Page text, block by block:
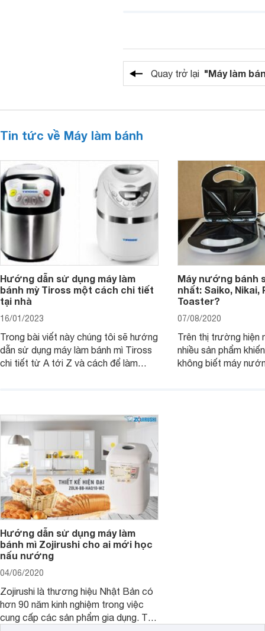
Quay trở lại "Máy làm
Tin tức về Máy làm bánh
Hướng dẫn sử dụng máy làm
bánh mỳ Tiross một cách chi tiết
tại nhà
16/01/2023
Trong bài viết này chúng tôi sẽ hướng
dẫn sử dụng máy làm bánh mì Tiross
chi tiết từ A tới Z và cách để làm
Máy nướng bánh
nhất: Saiko, Nikai,
Toaster?
07/08/2020
Trên thị trường hiện
nhiều sản phẩm
không biết máy
Hướng dẫn sử dụng máy làm
bánh mì Zojirushi cho ai mới học
nấu nướng
04/06/2020
Zojirushi là thương hiệu Nhật Bản có
hơn 90 năm kinh nghiệm trong việc
cung cấp các sản phẩm gia dụng. Tại